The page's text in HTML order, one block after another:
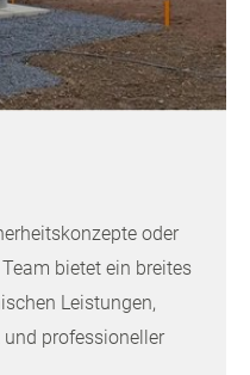
oder
bietet ein breites
Leistungen,
professioneller